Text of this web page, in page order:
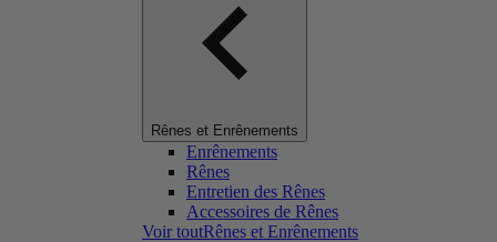
Rênes et Enrênements
Enrênements
Rênes
Entretien des Rênes
Accessoires de Rênes
Voir toutRênes et Enrênements